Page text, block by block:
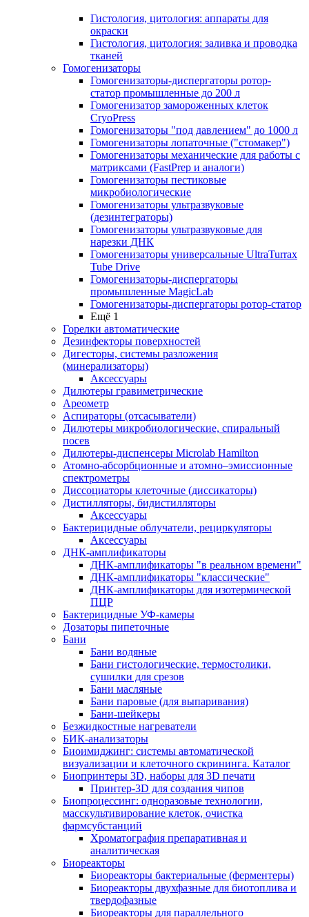
Гистология, цитология: аппараты для
окраски
Гистология, цитология: заливка и проводка
тканей
Гомогенизаторы
Гомогенизаторы-диспергаторы ротор-
статор промышленные до 200 л
Гомогенизатор замороженных клеток
CryoPress
Гомогенизаторы "под давлением" до 1000 л
Гомогенизаторы лопаточные ("стомакер")
Гомогенизаторы механические для работы с
матриксами (FastPrep и аналоги)
Гомогенизаторы пестиковые
микробиологические
Гомогенизаторы ультразвуковые
(дезинтеграторы)
Гомогенизаторы ультразвуковые для
нарезки ДНК
Гомогенизаторы универсальные UltraTurrax
Tube Drive
Гомогенизаторы-диспергаторы
промышленные MagicLab
Гомогенизаторы-диспергаторы ротор-статор
Ещё 1
Горелки автоматические
Дезинфекторы поверхностей
Дигесторы, системы разложения
(минерализаторы)
Аксессуары
Дилютеры гравиметрические
Ареометр
Аспираторы (отсасыватели)
Дилютеры микробиологические, спиральный
посев
Дилютеры-диспенсеры Microlab Hamilton
Атомно-абсорбционные и атомно–эмиссионные
спектрометры
Диссоциаторы клеточные (диссикаторы)
Дистилляторы, бидистилляторы
Аксессуары
Бактерицидные облучатели, рециркуляторы
Аксессуары
ДНК-амплификаторы
ДНК-амплификаторы "в реальном времени"
ДНК-амплификаторы "классические"
ДНК-амплификаторы для изотермической
ПЦР
Бактерицидные УФ-камеры
Дозаторы пипеточные
Бани
Бани водяные
Бани гистологические, термостолики,
сушилки для срезов
Бани масляные
Бани паровые (для выпаривания)
Бани-шейкеры
Безжидкостные нагреватели
БИК-анализаторы
Биоимиджинг: системы автоматической
визуализации и клеточного скрининга. Каталог
Биопринтеры 3D, наборы для 3D печати
Принтер-3D для создания чипов
Биопроцессинг: одноразовые технологии,
масскультивирование клеток, очистка
фармсубстанций
Хроматография препаративная и
аналитическая
Биореакторы
Биореакторы бактериальные (ферментеры)
Биореакторы двухфазные для биотоплива и
твердофазные
Биореакторы для параллельного